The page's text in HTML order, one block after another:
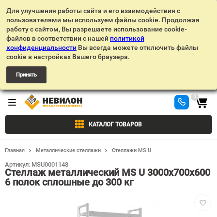
Для улучшения работы сайта и его взаимодействия с
пользователями мы используем файлы cookie. Продолжая
работу с сайтом, Вы разрешаете использование cookie-
файлов в соответствии с нашей политикой
конфиденциальности Вы всегда можете отключить файлы
cookie в настройках Вашего браузера.
Принять
КАТАЛОГ ТОВАРОВ
0
Главная Металлические стеллажи Стеллажи MS U
Стеллаж металлический MS U 3000х700х600
6 полок сплошные до 300 кг
Артикул: MSU0001148